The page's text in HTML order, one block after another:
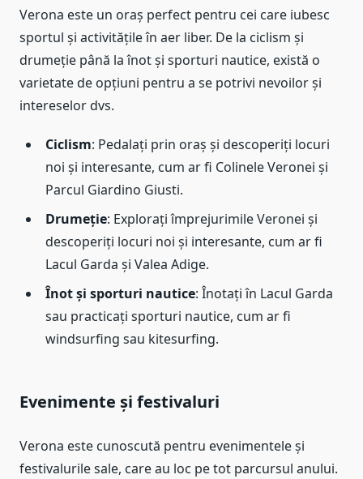
Verona este un oraș perfect pentru cei care iubesc
sportul și activitățile în aer liber. De la ciclism și
drumeție până la înot și sporturi nautice, există o
varietate de opțiuni pentru a se potrivi nevoilor și
intereselor dvs.
Ciclism: Pedalați prin oraș și descoperiți locuri
noi și interesante, cum ar fi Colinele Veronei și
Parcul Giardino Giusti.
Drumeție: Explorați împrejurimile Veronei și
descoperiți locuri noi și interesante, cum ar fi
Lacul Garda și Valea Adige.
Înot și sporturi nautice: Înotați în Lacul Garda
sau practicați sporturi nautice, cum ar fi
windsurfing sau kitesurfing.
Evenimente și festivaluri
Verona este cunoscută pentru evenimentele și
festivalurile sale, care au loc pe tot parcursul anului.